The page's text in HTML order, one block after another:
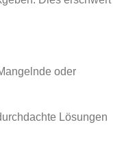
oder
Lösungen